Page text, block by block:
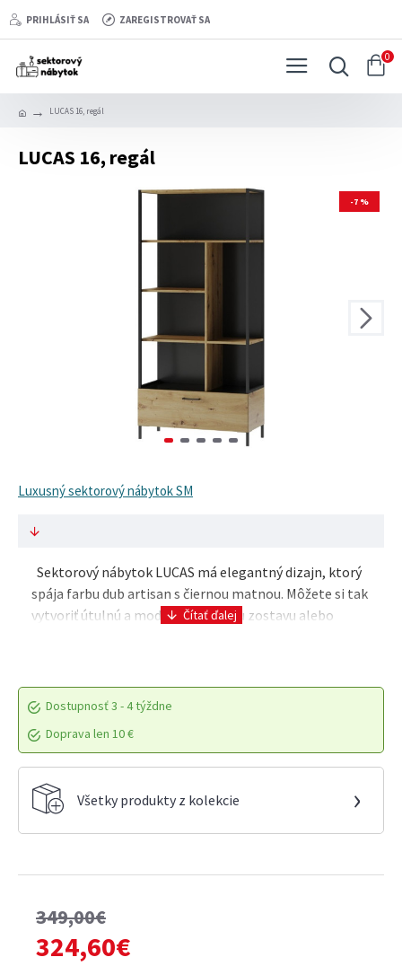
PRIHLÁSIŤ SA ZAREGISTROVAŤ SA
0
LUCAS 16, regál
LUCAS 16, regál
-7 %
Luxusný sektorový nábytok SM
Sektorový nábytok LUCAS má elegantný dizajn, ktorý
spája farbu dub artisan s čiernou matnou. Môžete si tak
vytvoriť útulnú a modernú obývaciu zostavu alebo
Dostupnosť3 - 4 týždne
Doprava len 10 €
Všetky produkty z kolekcie ›
349,00€
324,60€